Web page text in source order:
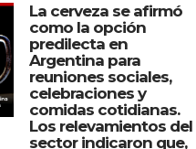
La cerveza se afirmó
como la opción
predilecta en
Argentina para
reuniones sociales,
celebraciones y
comidas cotidianas.
Los relevamientos del
sector indicaron que,